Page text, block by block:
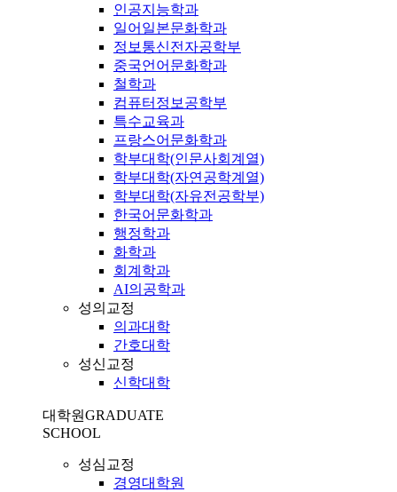
인공지능학과
일어일본문화학과
정보통신전자공학부
중국언어문화학과
철학과
컴퓨터정보공학부
특수교육과
프랑스어문화학과
학부대학(인문사회계열)
학부대학(자연공학계열)
학부대학(자유전공학부)
한국어문화학과
행정학과
화학과
회계학과
AI의공학과
성의교정
의과대학
간호대학
성신교정
신학대학
대학원GRADUATE
SCHOOL
성심교정
경영대학원